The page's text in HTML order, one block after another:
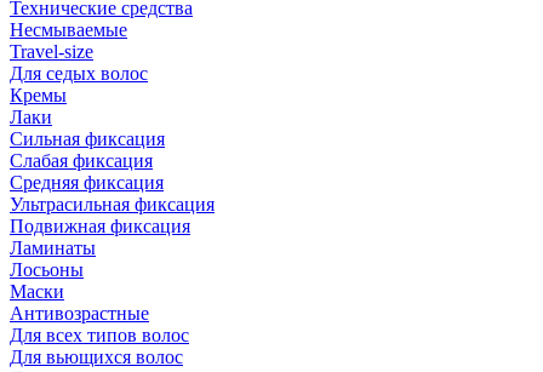
Технические средства
Несмываемые
Travel-size
Для седых волос
Кремы
Лаки
Сильная фиксация
Слабая фиксация
Средняя фиксация
Ультрасильная фиксация
Подвижная фиксация
Ламинаты
Лосьоны
Маски
Антивозрастные
Для всех типов волос
Для вьющихся волос